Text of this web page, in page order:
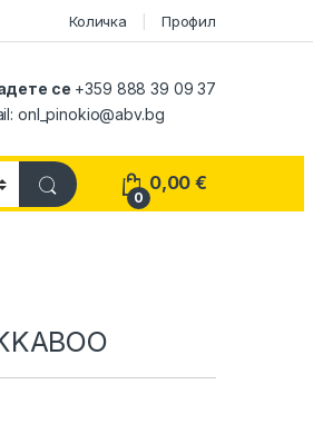
Количка Профил
се +359 888 39 09 37
onl_pinokio@abv.bg
0
0,00€